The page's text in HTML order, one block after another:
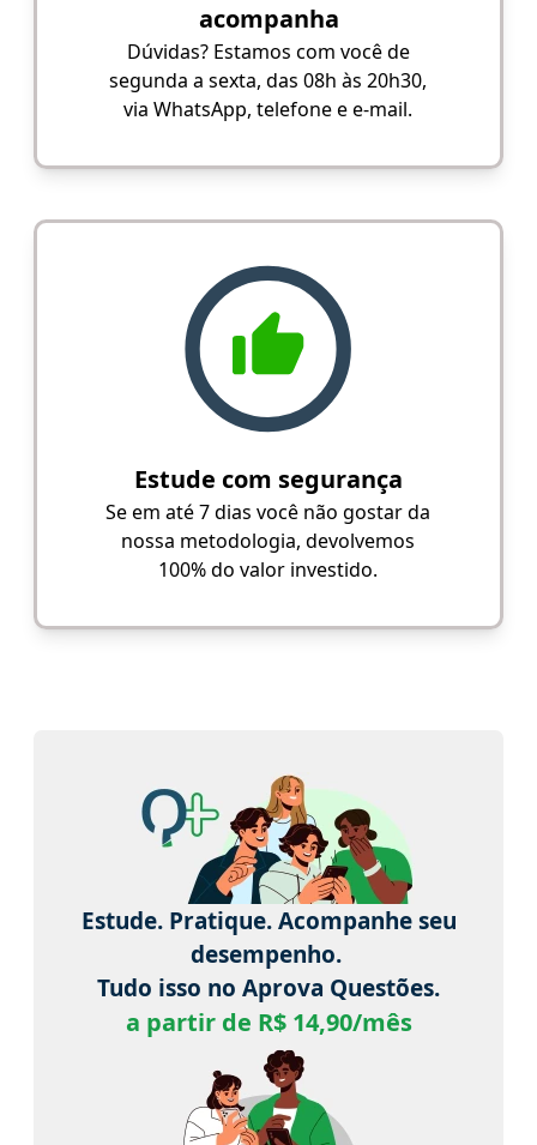
acompanha
Dúvidas? Estamos com você de
segunda a sexta, das 08h às 20h30,
via WhatsApp, telefone e e-mail.
Estude com segurança
Se em até 7 dias você não gostar da
nossa metodologia, devolvemos
100% do valor investido.
Estude. Pratique. Acompanhe seu
desempenho.
Tudo isso no Aprova Questões.
a partir de R$ 14,90/mês